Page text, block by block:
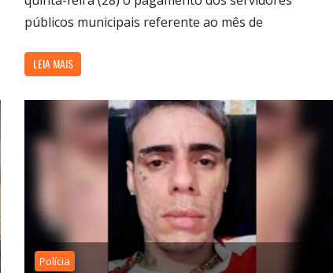
públicos municipais referente ao mês de
LEIA MAIS
Polícia